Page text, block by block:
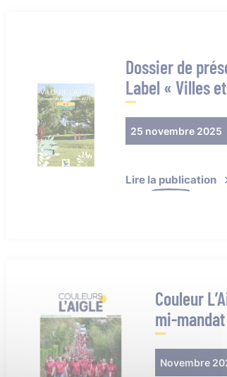
Dossier de
Label « Villes
25 novembre 2025
Lire la publication
Couleur
mi-mandat
Novembre